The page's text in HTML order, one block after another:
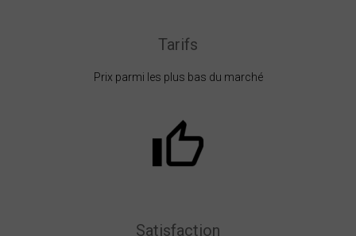
Tarifs
Prix parmi les plus bas du marché
Satisfaction